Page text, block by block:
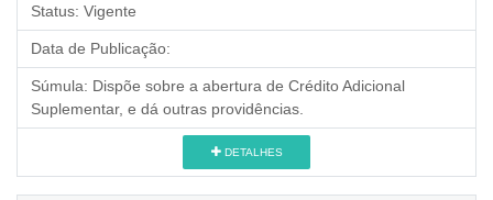
Status: Vigente
Data de Publicação:
Súmula: Dispõe sobre a abertura de Crédito Adicional
Suplementar, e dá outras providências.
DETALHES